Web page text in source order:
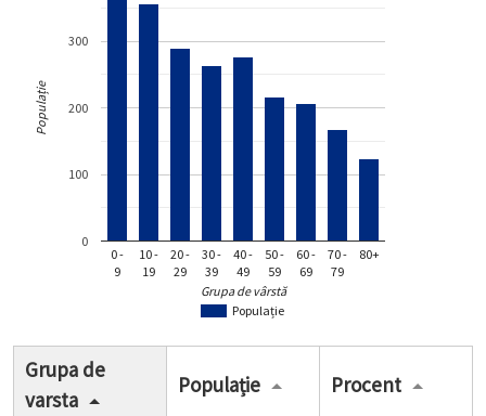
Populație
0 -
9
10 -
19
20 -
29
30 -
39
40 -
49
50 -
59
60 -
69
70 -
79
80+
0
100
200
300
Grupa de vârstă
Populație
Grupa de
varsta
Populație Procent